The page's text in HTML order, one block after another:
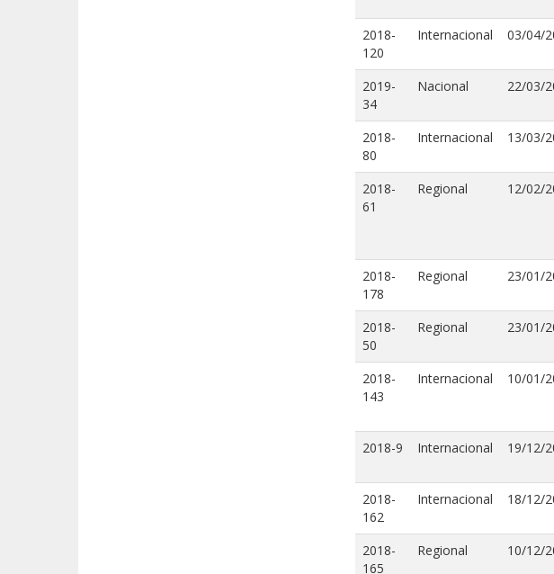
2018-
120
Internacional 03/04/
2019-
34
Nacional 22/03/
2018-
80
Internacional 13/03/
2018-
61
Regional 12/02/
2018-
178
Regional 23/01/
2018-
50
Regional 23/01/
2018-
143
Internacional 10/01/
2018-9 Internacional 19/12/
2018-
162
Internacional 18/12/
2018-
165
Regional 10/12/